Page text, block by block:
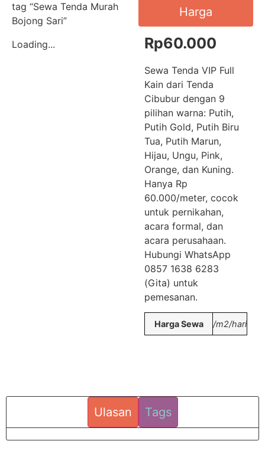
tag “Sewa Tenda Murah
Bojong Sari”
Loading...
Harga
Rp60.000
Sewa Tenda VIP Full
Kain dari Tenda
Cibubur dengan 9
pilihan warna: Putih,
Putih Gold, Putih Biru
Tua, Putih Marun,
Hijau, Ungu, Pink,
Orange, dan Kuning.
Hanya Rp
60.000/meter, cocok
untuk pernikahan,
acara formal, dan
acara perusahaan.
Hubungi WhatsApp
0857 1638 6283
(Gita) untuk
pemesanan.
Harga Sewa /m2/hari
Ulasan Tags